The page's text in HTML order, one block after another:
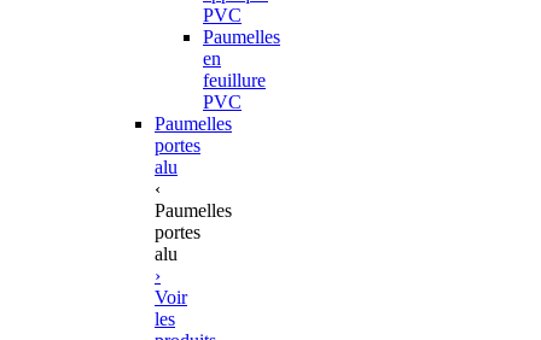
PVC
Paumelles
en
feuillure
PVC
Paumelles
portes
alu
‹
Paumelles
portes
alu
›
Voir
les